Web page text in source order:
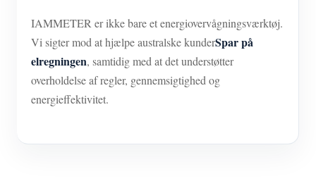
IAMMETER er ikke bare et energiovervågningsværktøj.
Vi sigter mod at hjælpe australske kunderSpar på
elregningen, samtidig med at det understøtter
overholdelse af regler, gennemsigtighed og
energieffektivitet.